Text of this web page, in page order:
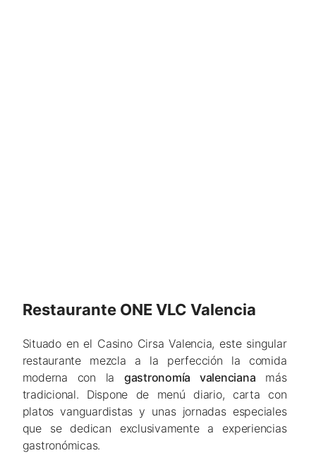
Restaurante ONE VLC Valencia
Situado en el Casino Cirsa Valencia, este singular
restaurante mezcla a la perfección la comida
moderna con la gastronomía valenciana más
tradicional. Dispone de menú diario, carta con
platos vanguardistas y unas jornadas especiales
que se dedican exclusivamente a experiencias
gastronómicas.